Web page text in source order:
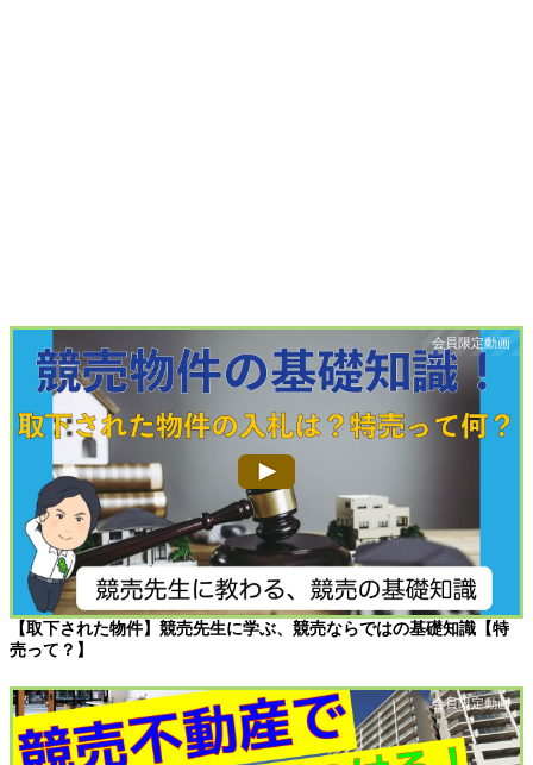
【取下された物件】競売先生に学ぶ、競売ならではの基礎知識【特
売って？】